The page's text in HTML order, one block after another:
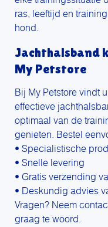
ras, leeftijd en
hond.
Jachthalsband
My Petstore
Bij My Petstore vindt
effectieve
optimaal van de
genieten. Bestel
• Specialistische
• Snelle levering
• Gratis verzending
• Deskundig advies
Vragen? Neem
graag te woord.